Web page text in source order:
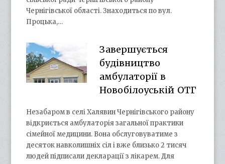
Чернігівської області. Знаходиться по вул.
Процька,…
Завершується
будівництво
амбулаторії в
Новобілоуській ОТГ
Незабаром в селі Халявин Чернігівського району
відкриється амбулаторія загальної практики
сімейної медицини. Вона обслуговуватиме з
десяток навколишніх сіл і вже близько 2 тисяч
людей підписали декларації з лікарем. Для